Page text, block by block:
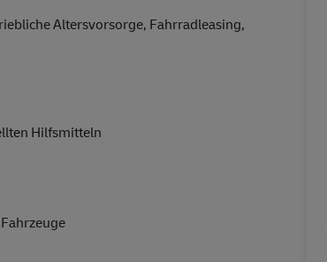
Altersvorsorge, Fahrradleasing,
Hilfsmitteln